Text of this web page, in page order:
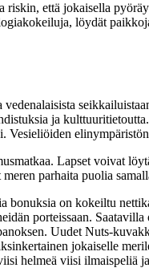
riskin, että jokaisella
löydät
ja
Lapset voivat
parhaita puolia
bonuksia on kokeiltu
porteissaan.
Uudet Nuts-
jokaiselle
helmeä viisi ilmaispeliä